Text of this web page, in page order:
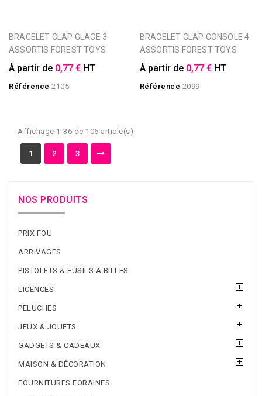
BRACELET CLAP GLACE 3
ASSORTIS FOREST TOYS
À partir de 0,77 € HT
Référence 2105
BRACELET CLAP CONSOLE 4
ASSORTIS FOREST TOYS
À partir de 0,77 € HT
Référence 2099
Affichage 1-36 de 106 article(s)
1 2 3
NOS PRODUITS
PRIX FOU
ARRIVAGES
PISTOLETS & FUSILS À BILLES
LICENCES
PELUCHES
JEUX & JOUETS
GADGETS & CADEAUX
MAISON & DÉCORATION
FOURNITURES FORAINES